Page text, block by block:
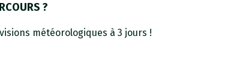
?
météorologiques à 3 jours !